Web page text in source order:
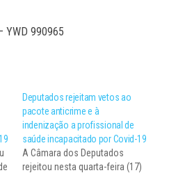
YWD 990965
Deputados rejeitam vetos ao
pacote anticrime e à
indenização a profissional de
saúde incapacitado por Covid-19
A Câmara dos Deputados
rejeitou nesta quarta-feira (17)